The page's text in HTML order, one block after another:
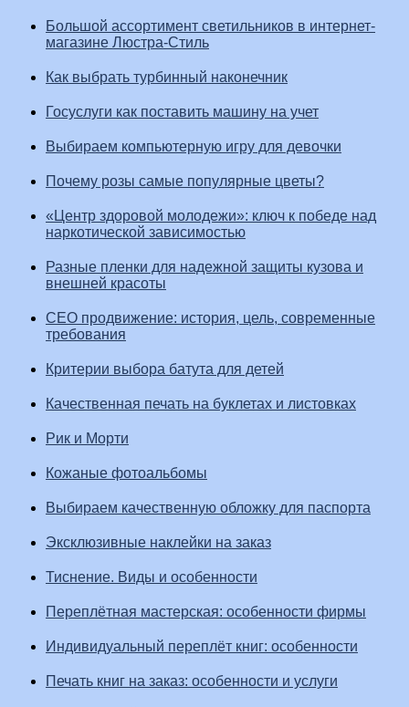
Большой ассортимент светильников в интернет-
магазине Люстра-Стиль
Как выбрать турбинный наконечник
Госуслуги как поставить машину на учет
Выбираем компьютерную игру для девочки
Почему розы самые популярные цветы?
«Центр здоровой молодежи»: ключ к победе над
наркотической зависимостью
Разные пленки для надежной защиты кузова и
внешней красоты
СЕО продвижение: история, цель, современные
требования
Критерии выбора батута для детей
Качественная печать на буклетах и листовках
Рик и Морти
Кожаные фотоальбомы
Выбираем качественную обложку для паспорта
Эксклюзивные наклейки на заказ
Тиснение. Виды и особенности
Переплётная мастерская: особенности фирмы
Индивидуальный переплёт книг: особенности
Печать книг на заказ: особенности и услуги